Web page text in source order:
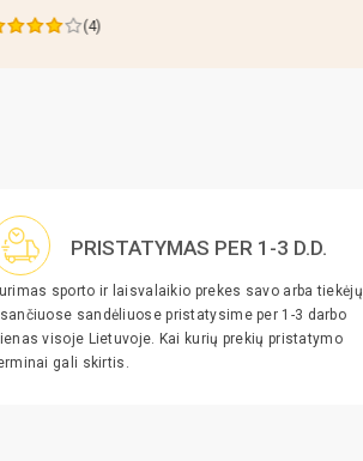
(4)
PRISTATYMAS PER 1-3 D.D.
sporto ir laisvalaikio prekes savo arba tiekėjų
sandėliuose pristatysime per 1-3 darbo
visoje Lietuvoje. Kai kurių prekių pristatymo
gali skirtis.